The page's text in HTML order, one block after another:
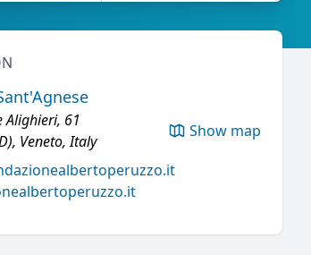
Alighieri, 61
Veneto, Italy
Show map